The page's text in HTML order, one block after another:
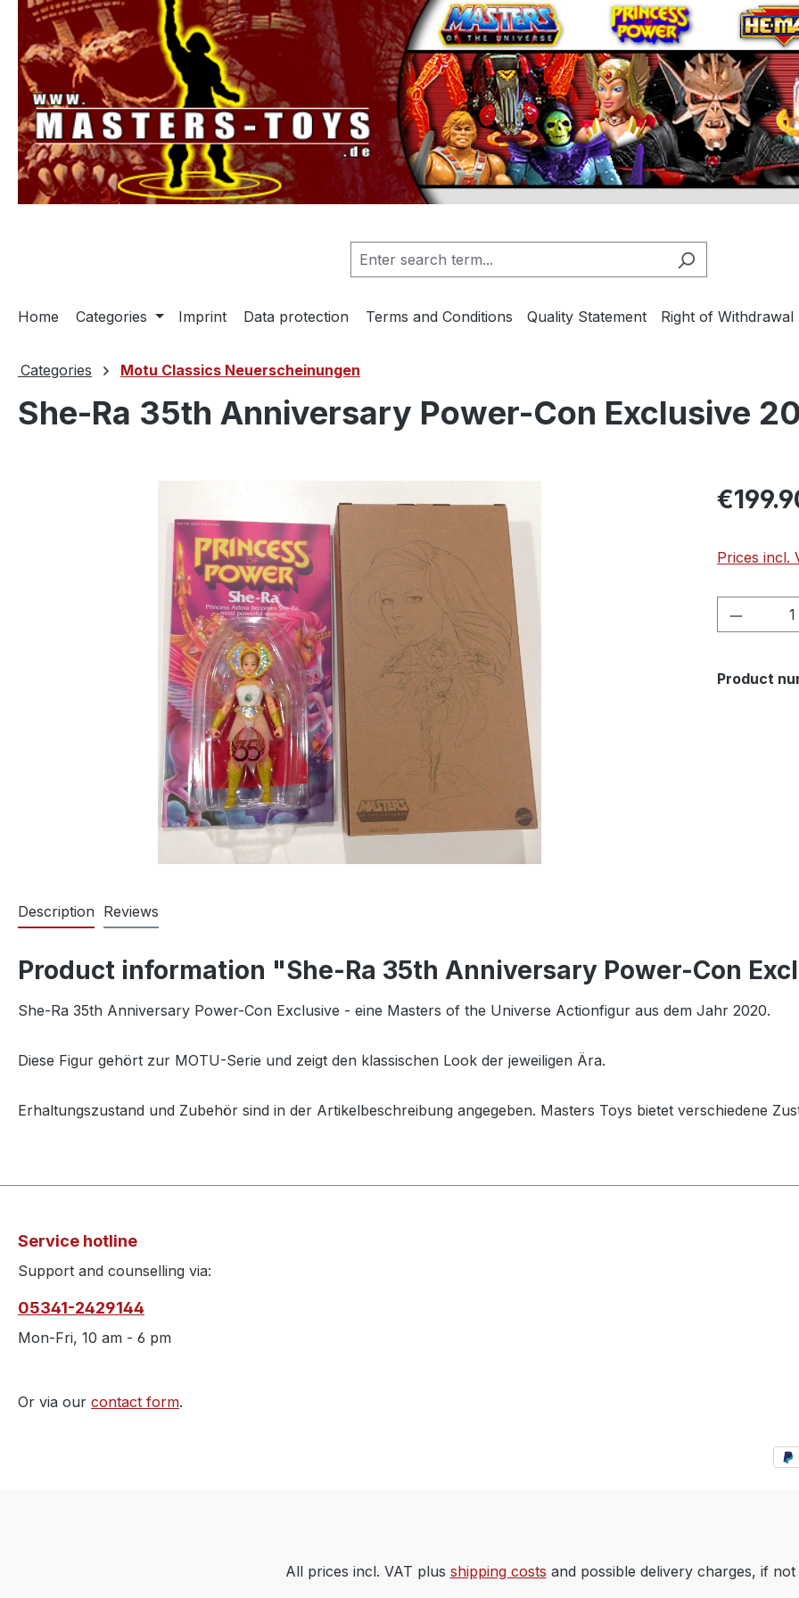
Skip to main navigation
Home Categories Imprint Data protection Terms and Conditions Quality Statement Right of Withdrawal
Categories Motu Classics Neuerscheinungen
She-Ra 35th Anniversary Power-Con Exclusive
Prices incl.
Product
Description Reviews
Product information "She-Ra 35th Anniversary Power-Con
She-Ra 35th Anniversary Power-Con Exclusive - eine Masters of the Universe Actionfigur aus dem Jahr 2020.
Diese Figur gehört zur MOTU-Serie und zeigt den klassischen Look der jeweiligen Ära.
Erhaltungszustand und Zubehör sind in der Artikelbeschreibung angegeben. Masters Toys bietet verschiedene
Service hotline
Support and counselling via:
05341-2429144
Mon-Fri, 10 am - 6 pm
Or via our contact form.
All prices incl. VAT plus shipping costs and possible delivery charges, if